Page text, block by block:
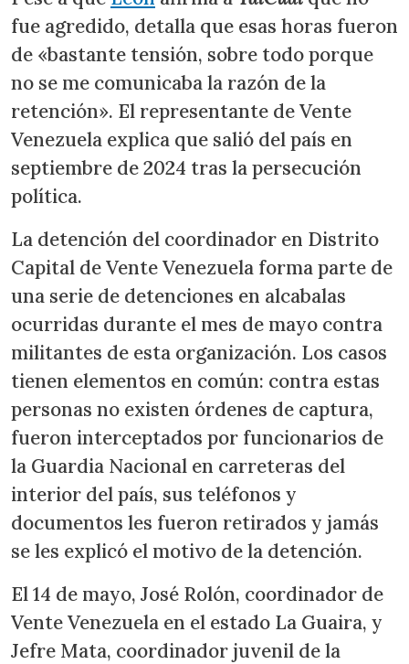
fue agredido, detalla que esas horas fueron
de «bastante tensión, sobre todo porque
no se me comunicaba la razón de la
retención». El representante de Vente
Venezuela explica que salió del país en
septiembre de 2024 tras la persecución
política.
La detención del coordinador en Distrito
Capital de Vente Venezuela forma parte de
una serie de detenciones en alcabalas
ocurridas durante el mes de mayo contra
militantes de esta organización. Los casos
tienen elementos en común: contra estas
personas no existen órdenes de captura,
fueron interceptados por funcionarios de
la Guardia Nacional en carreteras del
interior del país, sus teléfonos y
documentos les fueron retirados y jamás
se les explicó el motivo de la detención.
El 14 de mayo, José Rolón, coordinador de
Vente Venezuela en el estado La Guaira, y
Jefre Mata, coordinador juvenil de la